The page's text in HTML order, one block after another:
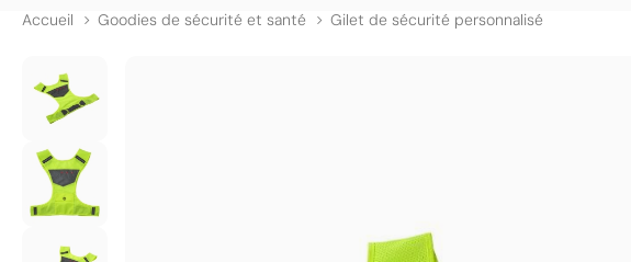
Accueil Goodies de sécurité et santé Gilet de sécurité personnalisé